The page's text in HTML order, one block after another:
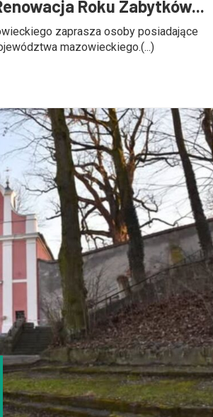
Roku Zabytków...
zaprasza osoby posiadające
mazowieckiego.(...)